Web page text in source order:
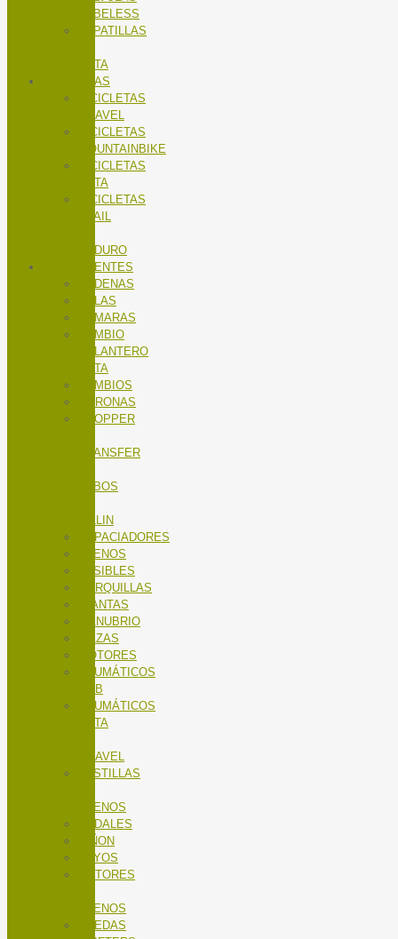
TUBELESS
ZAPATILLAS
RUTA
BICICLETAS
BICICLETAS
GRAVEL
BICICLETAS
MOUNTAINBIKE
BICICLETAS
RUTA
BICICLETAS
TRAIL
ENDURO
COMPONENTES
CADENAS
CALAS
CÁMARAS
CAMBIO
DELANTERO
RUTA
CAMBIOS
CORONAS
DROPPER
TRANSFER
TUBOS
SILLIN
ESPACIADORES
FRENOS
FUSIBLES
HORQUILLAS
LLANTAS
MANUBRIO
MAZAS
MOTORES
NEUMÁTICOS
MTB
NEUMÁTICOS
RUTA
GRAVEL
PASTILLAS
FRENOS
PEDALES
PIÑON
RAYOS
ROTORES
FRENOS
RUEDAS